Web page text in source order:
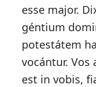
esse major.
géntium
potestátem
vocántur.
est in vobis,